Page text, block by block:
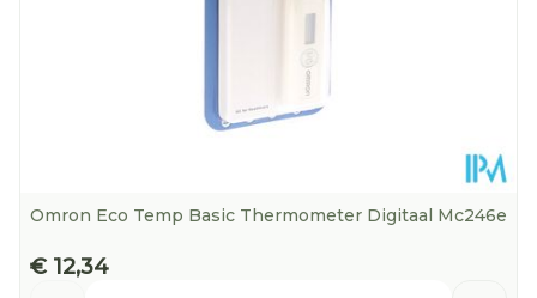
Omron Eco Temp Basic Thermometer Digitaal Mc246e
€ 12,34